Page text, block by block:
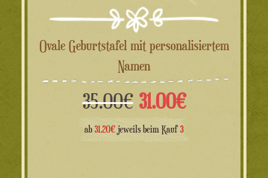
Ovale Geburtstafel mit personalisiertem
Namen
35.00€ Ursprünglicher
Preis
31.00€Aktueller
Preis
ab 31.20€jeweils beim Kauf3